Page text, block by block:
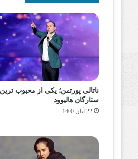
ناتالی پورتمن؛ یکی از محبوب ترین
ستارگان هالیوود
22 آبان 1400